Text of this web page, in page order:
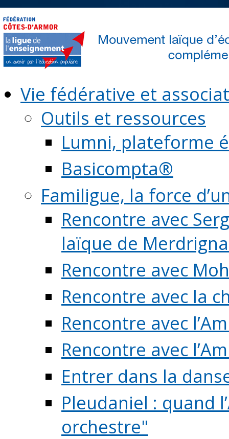
Vie fédérative et
Outils et ressources
Lumni, plateforme
Basicompta®
Familigue, la force
Rencontre avec
laïque de
Rencontre avec
Rencontre avec la
Rencontre avec
Rencontre avec
Entrer dans la
Pleudaniel : quand
orchestre"